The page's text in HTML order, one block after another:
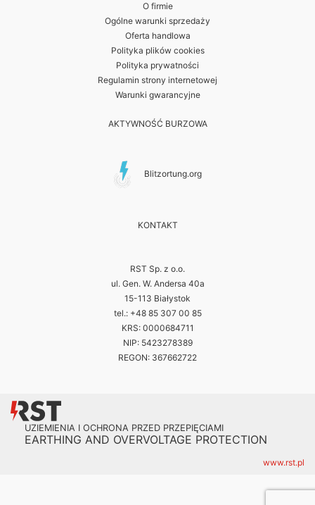
O firmie
Ogólne warunki sprzedaży
Oferta handlowa
Polityka plików cookies
Polityka prywatności
Regulamin strony internetowej
Warunki gwarancyjne
AKTYWNOŚĆ BURZOWA
Blitzortung.org
KONTAKT
RST Sp. z o.o.
ul. Gen. W. Andersa 40a
15-113 Białystok
tel.: +48 85 307 00 85
KRS: 0000684711
NIP: 5423278389
REGON: 367662722
UZIEMIENIA I OCHRONA PRZED PRZEPIĘCIAMI
EARTHING AND OVERVOLTAGE PROTECTION
www.rst.pl